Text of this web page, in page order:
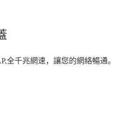
全千兆網速，讓您的網絡暢